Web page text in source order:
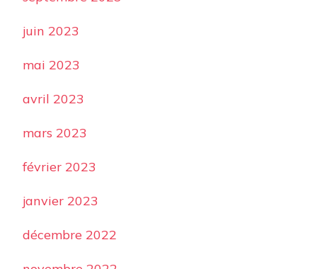
juin 2023
mai 2023
avril 2023
mars 2023
février 2023
janvier 2023
décembre 2022